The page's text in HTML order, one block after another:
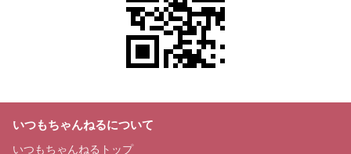
いつもちゃんねるについて
いつもちゃんねるトップ